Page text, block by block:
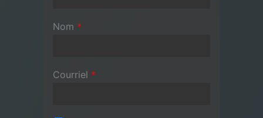
Nom *
Courriel *